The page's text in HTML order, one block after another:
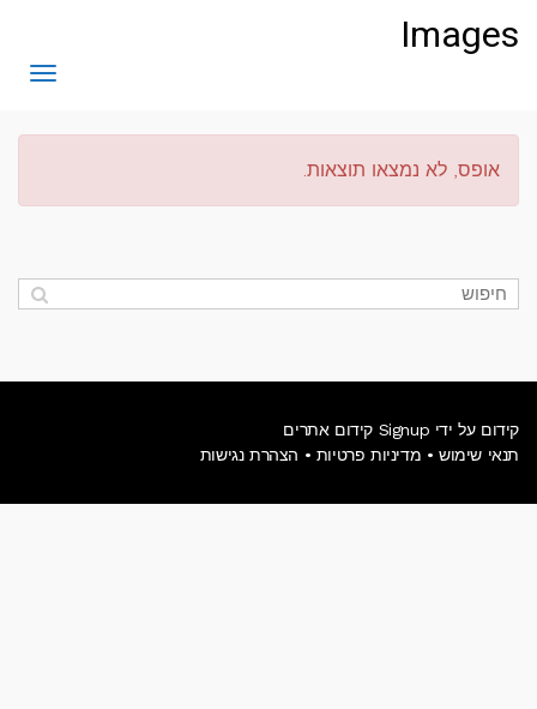
Images
אופס, לא נמצאו תוצאות.
קידום על ידי Signup קידום אתרים
תנאי שימוש • מדיניות פרטיות • הצהרת נגישות